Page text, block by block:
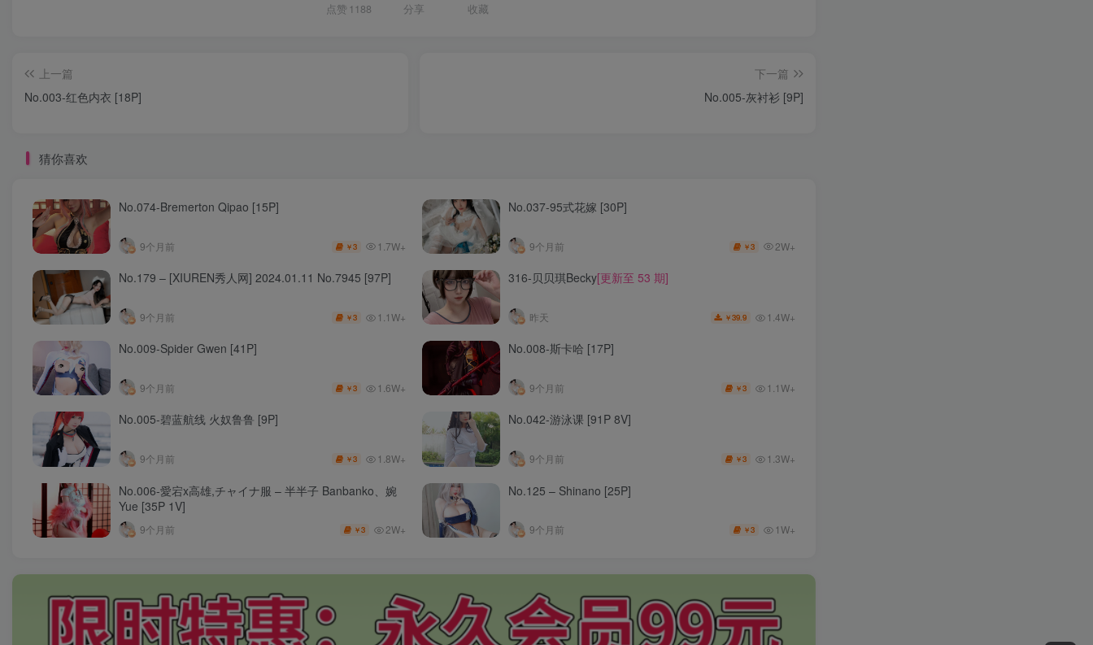
点赞 1188 分享 收藏
上一篇
No.003-红色内衣 [18P]
下一篇
No.005-灰衬衫 [9P]
猜你喜欢
No.074-Bremerton Qipao [15P]
9个月前 ￥3 1.7W+
No.037-95式花嫁 [30P]
9个月前 ￥3 2W+
No.179 – [XIUREN秀人网] 2024.01.11 No.7945 [97P]
9个月前 ￥3 1.1W+
316-贝贝琪Becky[更新至 53 期]
昨天 ￥39.9 1.4W+
No.009-Spider Gwen [41P]
9个月前 ￥3 1.6W+
No.008-斯卡哈 [17P]
9个月前 ￥3 1.1W+
No.005-碧蓝航线 火奴鲁鲁 [9P]
9个月前 ￥3 1.8W+
No.042-游泳课 [91P 8V]
9个月前 ￥3 1.3W+
No.006-愛宕x高雄,チャイナ服 – 半半子 Banbanko、婉
Yue [35P 1V]
9个月前 ￥3 2W+
No.125 – Shinano [25P]
9个月前 ￥3 1W+